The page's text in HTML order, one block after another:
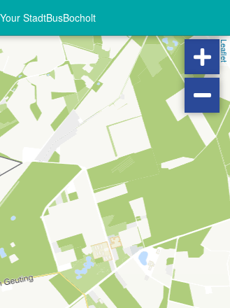
Your StadtBusBocholt
Leaflet